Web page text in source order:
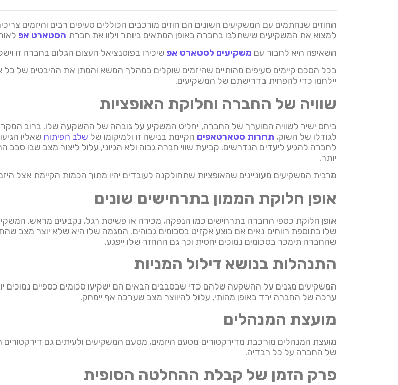
החוזים שנחתמים עם המשקיעים השונים הם חוזים מורכבים הכוללים סעיפים רבים והיזמים
למצוא את המשקיעים שישתלבו בחברה באופן המתאים ביותר וילוו את חברת הסטארט אפ
השאיפה היא לחבור עם משקיעים לסטארט אפ שיכירו בפוטנציאל העצום הגלום בחברה זו
בכל הסכם קיימים סעיפים מהותיים שהיזמים שוקלים במהלך המשא והמתן את ההיבטים של
יילחמו כדי להפחית בדרישתם של המשקיעים.
שוויה של החברה וחלוקת האופציות
ביחס ישיר לשוויה המוערך של החברה, יחליט המשקיע על גובהה של ההשקעה שלו. ברוב
לגודלו של השוק, תחרות סטארטאפים הקיימת בנישה זו ולמיקומו של שלב הפיתוח שאליו
לחברה להגיע ליעדים הנדרשים. קביעת שווי חברה גבוה ולא הגיוני, עלול ליצור מצב שבו סבב
יותר.
מרבית המשקיעים מעוניינים שהאופציות שתחולקנה לעובדים יהיו מתוך הכמות הקיימת אצל
אופן חלוקת הממון בתרחישים שונים
אופן חלוקת כספי החברה בתרחישים כמו הנפקה, מכירה או פשיטת רגל, נקבעים מראש.
שלו בתוספת רווחים נאים אם בוצע אקזיט בסכומים גבוהים. המגמה שלו היא שלא יוצר מצב
שהחברה תימכר בסכומים נמוכים יחסית וכך גם ההחזר שלו ייפגע.
התנהלות בנושא דילול המניות
המשקיעים מגנים על ההשקעה שלהם כדי שבסבבים הבאים הם ישקיעו סכומים כספיים
ערכה של החברה ירד באופן מהותי, עלול להיווצר מצב שערכה אף יימחק.
מועצת המנהלים
מועצת המנהלים מורכבת מדירקטורים מטעם היזמים, מטעם המשקיעים ולעיתים גם
של החברה על כל רבדיה.
פרק הזמן של קבלת ההחלטה הסופית